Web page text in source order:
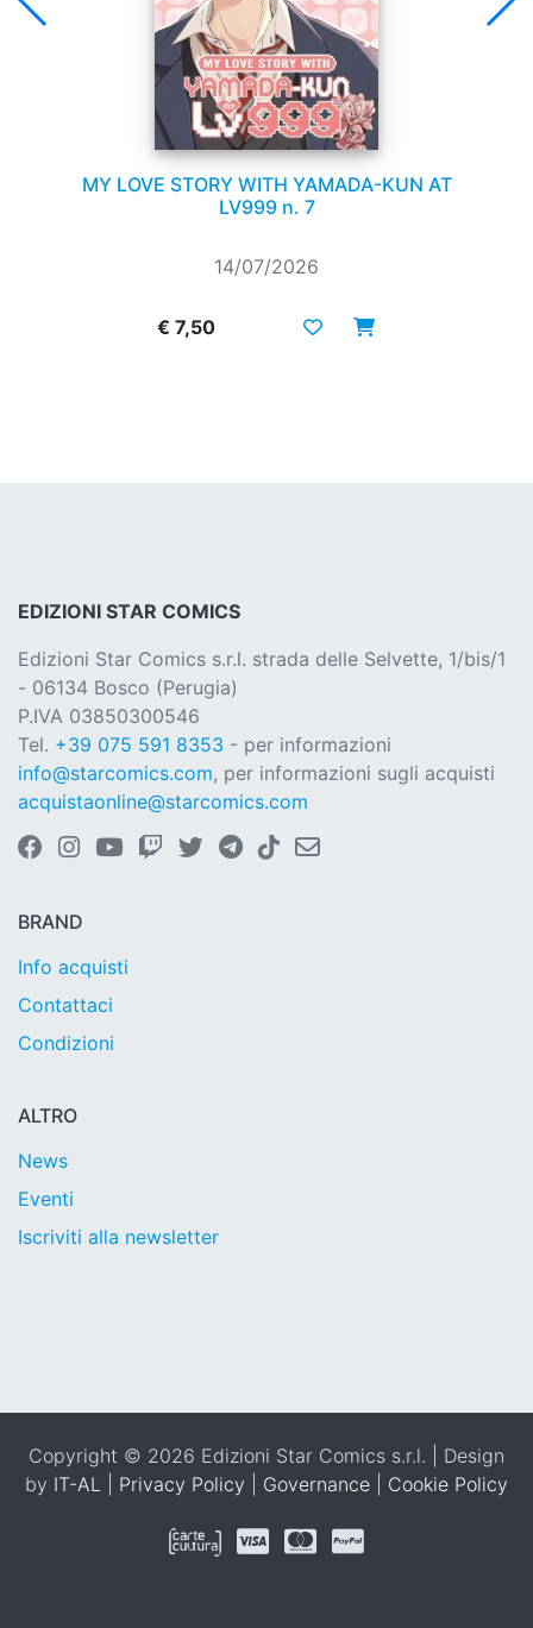
MY LOVE STORY WITH YAMADA-KUN AT
LV999 n. 7
14/07/2026
€ 7,50
EDIZIONI STAR COMICS
Edizioni Star Comics s.r.l. strada delle Selvette, 1/bis/1
- 06134 Bosco (Perugia)
P.IVA 03850300546
Tel. +39 075 591 8353 - per informazioni
info@starcomics.com, per informazioni sugli acquisti
acquistaonline@starcomics.com
BRAND
Info acquisti
Contattaci
Condizioni
ALTRO
News
Eventi
Iscriviti alla newsletter
Copyright © 2026 Edizioni Star Comics s.r.l. | Design
by IT-AL Privacy Policy Governance Cookie Policy